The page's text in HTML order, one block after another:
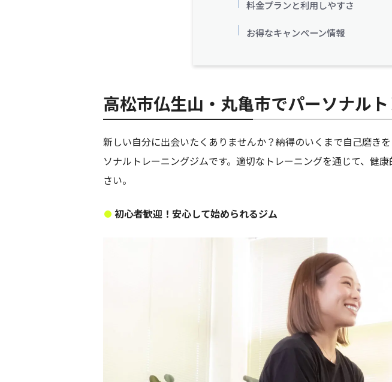
料金プランと利用しやすさ
お得なキャンペーン情報
高松市仏生山・丸亀市でパーソナル
新しい自分に出会いたくありませんか？納得のいくまで自己磨き
ソナルトレーニングジムです。適切なトレーニングを通じて、健
さい。
初心者歓迎！安心して始められるジム